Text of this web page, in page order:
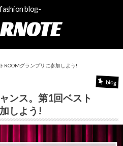
blog-
ROOMグランプリに参加しよう!
blog
ンス。第1回ベスト
しよう!